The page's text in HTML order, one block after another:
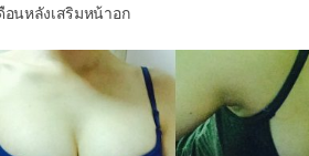
อนหลังเสริมหน้าอก